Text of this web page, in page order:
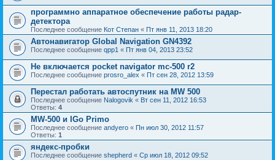
программно аппаратное обеспечение работы радар-
детектора
Последнее сообщение Кот Степан « Пт янв 11, 2013 18:20
Автонавигатор Global Navigation GN4392
Последнее сообщение qpp1 « Пт янв 04, 2013 23:52
Не включается pocket navigator mc-500 r2
Последнее сообщение prosro_alex « Пт сен 28, 2012 13:59
Перестал работать автоспутник на MW 500
Последнее сообщение Nalogovik « Вт сен 11, 2012 16:53
Ответы: 4
MW-500 и IGo Primo
Последнее сообщение andyero « Пн июл 30, 2012 11:57
Ответы: 1
яндекс-пробки
Последнее сообщение shepherd « Ср июл 18, 2012 09:52